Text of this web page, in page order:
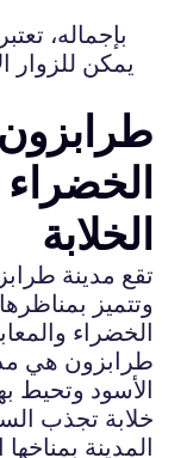
بإجماله،
يمكن للزوار
الخضراء
الخلابة
تقع مدينة
وتتميز
الخضراء
طرابزون هي
الأسود وتحيط
خلابة تجذب
المدينة